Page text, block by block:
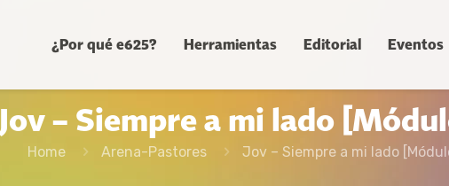
¿Por qué e625? Herramientas Editorial Eventos
Jov – Siempre a mi lado
Home Arena-Pastores Jov – Siempre a mi lado